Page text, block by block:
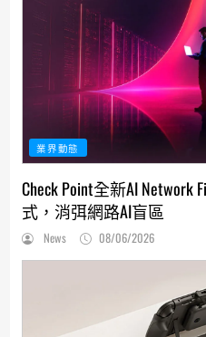
業界動態
Check Point全新AI
式，消弭網路AI盲區
News 08/06/2026